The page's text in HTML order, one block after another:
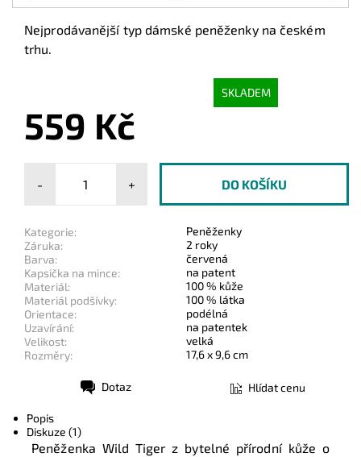
Nejprodávanější typ dámské peněženky na českém
trhu.
SKLADEM
559 Kč
- +
Kategorie:
Peněženky
Záruka:
2 roky
Barva:
červená
Kapsička na mince:
na patent
Materiál:
100 % kůže
Materiál podšívky:
100 % látka
Orientace:
podélná
Uzavírání:
na patentek
Velikost:
velká
Rozměry:
17,6 x 9,6 cm
Dotaz Hlídat cenu
Popis
Diskuze (1)
Peněženka Wild Tiger z bytelné přírodní kůže o